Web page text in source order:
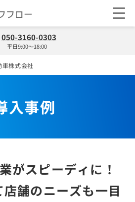
050-3160-0303
平日9:00～18:00
車株式会社
入事例
がスピーディに！
舗のニーズも一目